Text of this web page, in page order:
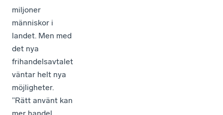
miljoner
människor i
landet. Men med
det nya
frihandelsavtalet
väntar helt nya
möjligheter.
”Rätt använt kan
mer handel